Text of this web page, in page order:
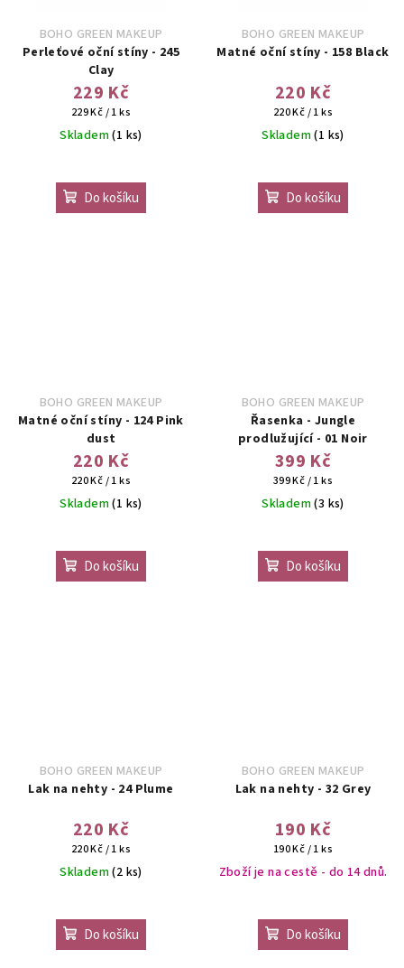
BOHO GREEN MAKEUP
Perleťové oční stíny - 245
Clay
229 Kč
Měrná
cena:
229 Kč / 1 ks
Skladem(1 ks)
Do košíku
BOHO GREEN MAKEUP
Matné oční stíny - 158 Black
220 Kč
Měrná
cena:
220 Kč / 1 ks
Skladem(1 ks)
hodnocení
produktu
je
Do košíku
BOHO GREEN MAKEUP
Matné oční stíny - 124 Pink
dust
220 Kč
Měrná
cena:
220 Kč / 1 ks
Skladem(1 ks)
Do košíku
BOHO GREEN MAKEUP
Řasenka - Jungle
prodlužující - 01 Noir
399 Kč
Měrná
cena:
399 Kč / 1 ks
Skladem(3 ks)
Do košíku
BOHO GREEN MAKEUP
Lak na nehty - 24 Plume
220 Kč
Měrná
cena:
220 Kč / 1 ks
Skladem(2 ks)
hodnocení
produktu
je
Do košíku
BOHO GREEN MAKEUP
Lak na nehty - 32 Grey
190 Kč
Měrná
cena:
190 Kč / 1 ks
Zboží je na cestě - do 14 dnů.
Do košíku